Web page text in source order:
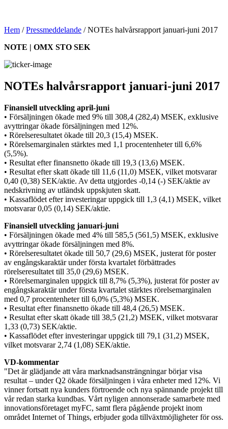
Hem /Pressmeddelande /NOTEs halvårsrapport januari-juni 2017
NOTE | OMX STO SEK
NOTEs halvårsrapport januari-juni 2017
Finansiell utveckling april-juni
• Försäljningen ökade med 9% till 308,4 (282,4) MSEK, exklusive
avyttringar ökade försäljningen med 12%.
• Rörelseresultatet ökade till 20,3 (15,4) MSEK.
• Rörelsemarginalen stärktes med 1,1 procentenheter till 6,6%
(5,5%).
• Resultat efter finansnetto ökade till 19,3 (13,6) MSEK.
• Resultat efter skatt ökade till 11,6 (11,0) MSEK, vilket motsvarar
0,40 (0,38) SEK/aktie. Av detta utgjordes -0,14 (-) SEK/aktie av
nedskrivning av utländsk uppskjuten skatt.
• Kassaflödet efter investeringar uppgick till 1,3 (4,1) MSEK, vilket
motsvarar 0,05 (0,14) SEK/aktie.
Finansiell utveckling januari-juni
• Försäljningen ökade med 4% till 585,5 (561,5) MSEK, exklusive
avyttringar ökade försäljningen med 8%.
• Rörelseresultatet ökade till 50,7 (29,6) MSEK, justerat för poster
av engångskaraktär under första kvartalet förbättrades
rörelseresultatet till 35,0 (29,6) MSEK.
• Rörelsemarginalen uppgick till 8,7% (5,3%), justerat för poster av
engångskaraktär under första kvartalet stärktes rörelsemarginalen
med 0,7 procentenheter till 6,0% (5,3%) MSEK.
• Resultat efter finansnetto ökade till 48,4 (26,5) MSEK.
• Resultat efter skatt ökade till 38,5 (21,2) MSEK, vilket motsvarar
1,33 (0,73) SEK/aktie.
• Kassaflödet efter investeringar uppgick till 79,1 (31,2) MSEK,
vilket motsvarar 2,74 (1,08) SEK/aktie.
VD-kommentar
"Det är glädjande att våra marknadsansträngningar börjar visa
resultat – under Q2 ökade försäljningen i våra enheter med 12%. Vi
vinner fortsatt nya kunders förtroende och nya spännande projekt till
vår redan starka kundbas. Vårt nyligen annonserade samarbete med
innovationsföretaget myFC, samt flera pågående projekt inom
området Internet of Things, erbjuder goda tillväxtmöjligheter för oss.